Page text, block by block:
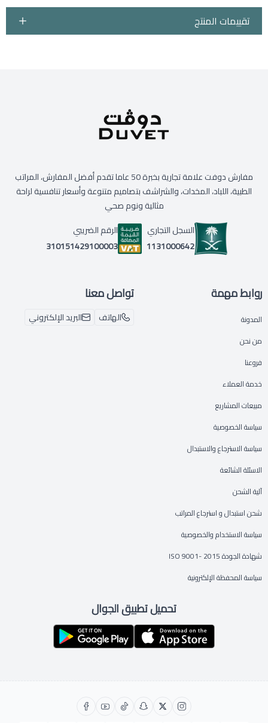
تقييمات المنتج
مفارش دوفت علامة تجارية بخبرة 50 عاما تقدم أفضل المفارش، المراتب
الطبية، اللباد، المخدات، والشراشف بتصاميم متنوعة وأسعار تنافسية لراحة
مثالية ونوم صحي
السجل التجاري
1131000642
الرقم الضريبي
310151429100003
روابط مهمة
المدونة
من نحن
فروعنا
خدمة العملاء
مبيعات المشاريع
سياسة الخصوصية
سياسة الاسترجاع والاستبدال
الاسئلة الشائعة
آلية الشحن
شحن استبدال و استرجاع المراتب
سياسة الاستخدام والخصوصية
شهادة الجودة ISO 9001- 2015
سياسة المحفظة الإلكترونية
تواصل معنا
الهاتف البريد الإلكتروني
تحميل تطبيق الجوال